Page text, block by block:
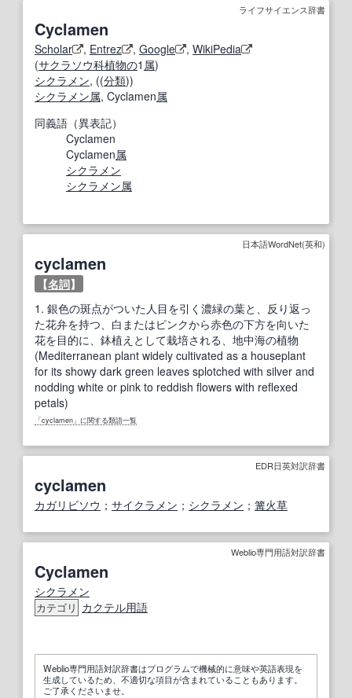
ライフサイエンス辞書
Cyclamen
Scholar , Entrez , Google , WikiPedia
(サクラソウ科植物の1 属)
シクラメン, ((分類))
シクラメン属, Cyclamen属
同義語（異表記）
Cyclamen
Cyclamen属
シクラメン
シクラメン属
日本語WordNet(英和)
cyclamen
【名詞】
1. 銀色の斑点がついた人目を引く濃緑の葉と、反り返っ
た花弁を持つ、白またはピンクから赤色の下方を向いた
花を目的に、鉢植えとして栽培される、地中海の植物
(Mediterranean plant widely cultivated as a houseplant
for its showy dark green leaves splotched with silver and
nodding white or pink to reddish flowers with reflexed
petals)
「cyclamen」に関する類語一覧
EDR日英対訳辞書
cyclamen
カガリビソウ ； サイクラメン ； シクラメン ； 篝火草
Weblio専門用語対訳辞書
Cyclamen
シクラメン
カテゴリ カクテル用語
Weblio専門用語対訳辞書はプログラムで機械的に意味や英語表現を
生成しているため、不適切な項目が含まれていることもあります。
ご了承くださいませ。